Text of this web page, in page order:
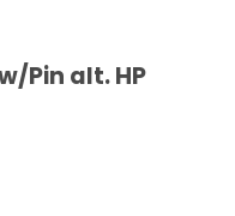
Pin alt. HP